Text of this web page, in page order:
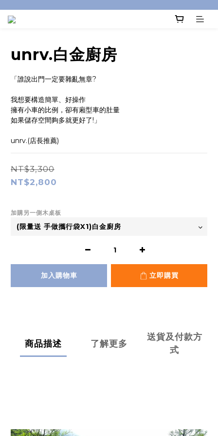
unrv.白金廚房
「誰說出門一定要雜亂無章?
我想要構造簡單、好操作
擁有小車的比例，卻有廂型車的肚量
如果儲存空間夠多就更好了!」
unrv.(店長推薦)
NT$3,300
NT$2,800
加購另一側木桌板
加入購物車 立即購買
商品描述 了解更多
送貨及付款方
式